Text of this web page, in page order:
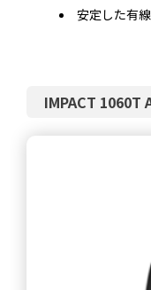
安定した有
IMPACT 1060T